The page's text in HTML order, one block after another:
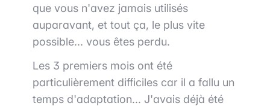
que vous n'avez jamais utilisés
auparavant, et tout ça, le plus vite
possible... vous êtes perdu.
Les 3 premiers mois ont été
particulièrement difficiles car il a fallu un
temps d'adaptation... J'avais déjà été